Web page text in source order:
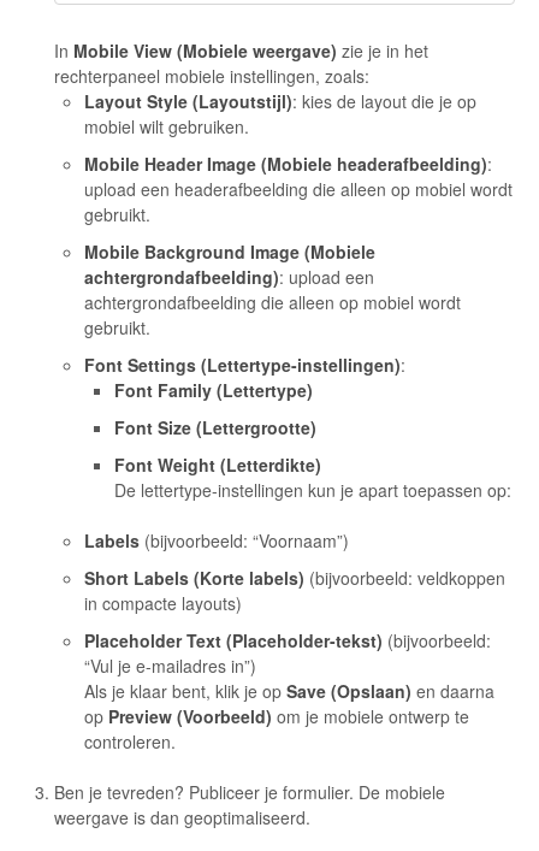
In Mobile View (Mobiele weergave) zie je in het
rechterpaneel mobiele instellingen, zoals:
Layout Style (Layoutstijl): kies de layout die je op
mobiel wilt gebruiken.
Mobile Header Image (Mobiele headerafbeelding):
upload een headerafbeelding die alleen op mobiel wordt
gebruikt.
Mobile Background Image (Mobiele
achtergrondafbeelding): upload een
achtergrondafbeelding die alleen op mobiel wordt
gebruikt.
Font Settings (Lettertype-instellingen):
Font Family (Lettertype)
Font Size (Lettergrootte)
Font Weight (Letterdikte)
De lettertype-instellingen kun je apart toepassen op:
Labels (bijvoorbeeld: “Voornaam”)
Short Labels (Korte labels) (bijvoorbeeld: veldkoppen
in compacte layouts)
Placeholder Text (Placeholder-tekst) (bijvoorbeeld:
“Vul je e-mailadres in”)
Als je klaar bent, klik je op Save (Opslaan) en daarna
op Preview (Voorbeeld) om je mobiele ontwerp te
controleren.
Ben je tevreden? Publiceer je formulier. De mobiele
weergave is dan geoptimaliseerd.